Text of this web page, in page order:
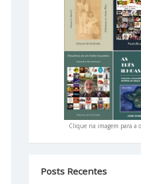
Clique na imagem para a
Posts Recentes